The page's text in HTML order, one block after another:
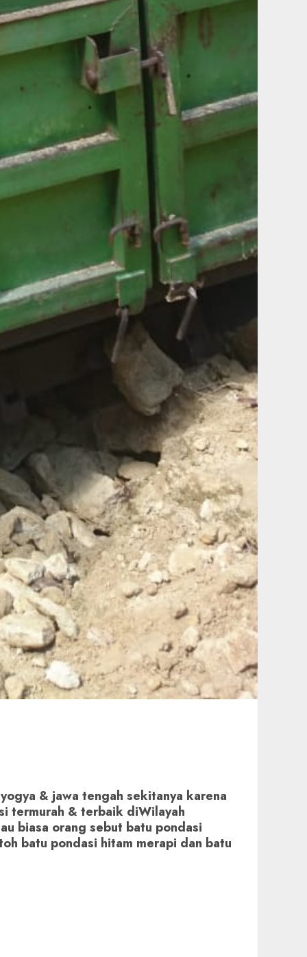
& jawa tengah sekitanya karena
termurah & terbaik diWilayah
biasa orang sebut batu pondasi
batu pondasi hitam merapi dan batu